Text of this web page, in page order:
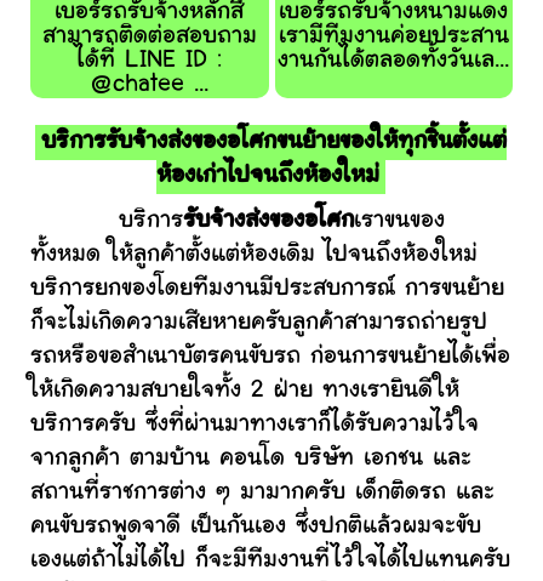
เบอร์รถรับจ้างหลักสี่
สามารถติดต่อสอบถาม
ได้ที่ LINE ID :
@chatee ...
เบอร์รถรับจ้างหนามแดง
เรามีทีมงานค่อยประสาน
งานกันได้ตลอดทั้งวันเล...
บริการรับจ้างส่งของอโศกขนย้ายของให้ทุกชิ้นตั้งแต่
ห้องเก่าไปจนถึงห้องใหม่
บริการรับจ้างส่งของอโศกเราขนของ
ทั้งหมด ให้ลูกค้าตั้งแต่ห้องเดิม ไปจนถึงห้องใหม่
บริการยกของโดยทีมงานมีประสบการณ์ การขนย้าย
ก็จะไม่เกิดความเสียหายครับลูกค้าสามารถถ่ายรูป
รถหรือขอสำเนาบัตรคนขับรถ ก่อนการขนย้ายได้เพื่อ
ให้เกิดความสบายใจทั้ง 2 ฝ่าย ทางเรายินดีให้
บริการครับ ซึ่งที่ผ่านมาทางเราก็ได้รับความไว้ใจ
จากลูกค้า ตามบ้าน คอนโด บริษัท เอกชน และ
สถานที่ราชการต่าง ๆ มามากครับ เด็กติดรถ และ
คนขับรถพูดจาดี เป็นกันเอง ซึ่งปกติแล้วผมจะขับ
เองแต่ถ้าไม่ได้ไป ก็จะมีทีมงานที่ไว้ใจได้ไปแทนครับ